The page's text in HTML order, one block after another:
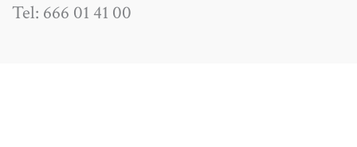
Tel: 666 01 41 00